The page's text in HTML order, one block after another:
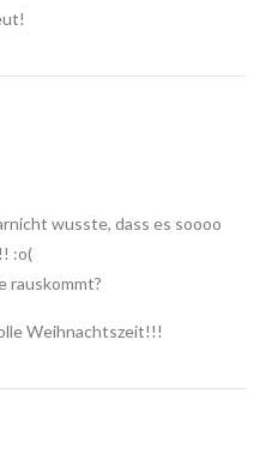
wusste, dass es soooo
:o(
rauskommt?
Weihnachtszeit!!!